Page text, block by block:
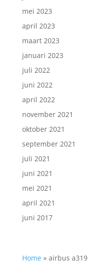
mei 2023
april 2023
maart 2023
januari 2023
juli 2022
juni 2022
april 2022
november 2021
oktober 2021
september 2021
juli 2021
juni 2021
mei 2021
april 2021
juni 2017
Home» airbus a319